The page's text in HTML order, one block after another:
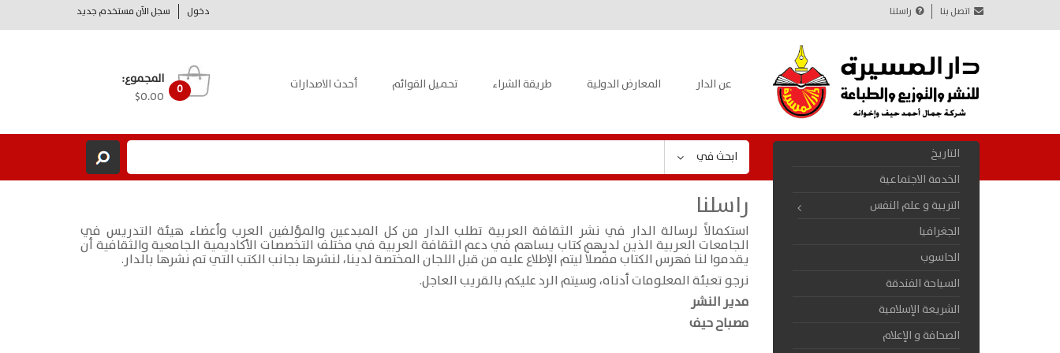
دخول سجل الآن مستخدم جديد اتصل بنا راسلنا
عن الدار المعارض الدولية طريقة الشراء تحميل القوائم أحدث الاصدارات 0
المجموع:
$0.00
ابحث في
التاريخ
الخدمة الاجتماعية
التربية و علم النفس
الجغرافيا
الحاسوب
السياحة الفندقة
الشريعة الإسلامية
الصحافة و الإعلام
راسلنا
استكمالاً لرسالة الدار في نشر الثقافة العربية تطلب الدار من كل المبدعين والمؤلفين العرب وأعضاء هيئة التدريس في
الجامعات العربية الذين لديهم كتاب يساهم في دعم الثقافة العربية في مختلف التخصصات الأكاديمية الجامعية والثقافية أن
يقدموا لنا فهرس الكتاب مفّصلاً ليتم الإطلاع عليه من قبل اللجان المختصة لدينا، لنشرها بجانب الكتب التي تم نشرها بالدار.
نرجو تعبئة المعلومات أدناه، وسيتم الرد عليكم بالقريب العاجل.
مدير النشر
مصباح حيف